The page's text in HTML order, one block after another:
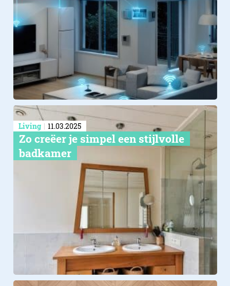
Living 11.03.2025
Zo creëer je simpel een stijlvolle
badkamer